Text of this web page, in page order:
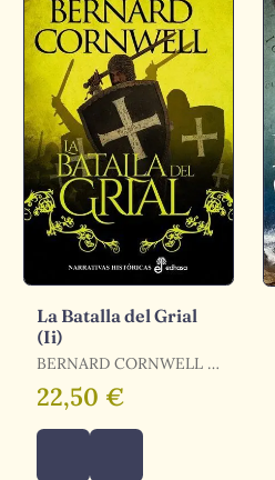
La Batalla del Grial
(Ii)
BERNARD CORNWELL /
CORNWELL, BERNARD
22,50 €